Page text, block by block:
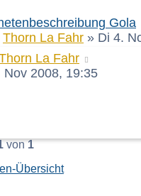
Gola
Thorn La Fahr » Di 4.
La Fahr
Nov 2008, 19:35
von1
Übersicht